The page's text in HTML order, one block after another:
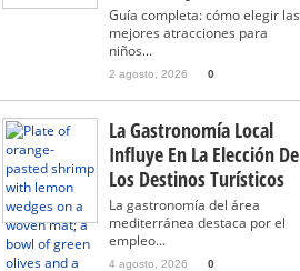
Guía completa: cómo elegir las
mejores atracciones para
niños...
2 agosto, 2026 0
La Gastronomía Local
Influye En La Elección De
Los Destinos Turísticos
La gastronomía del área
mediterránea destaca por el
empleo...
4 agosto, 2026 0